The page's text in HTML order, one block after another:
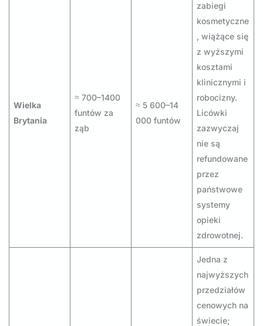
Wielka
Brytania
≈ 700–1400
funtów za
ząb
≈ 5 600–14
000 funtów
zabiegi
kosmetyczne
, wiążące się
z wyższymi
kosztami
klinicznymi i
robocizny.
Licówki
zazwyczaj
nie są
refundowane
przez
państwowe
systemy
opieki
zdrowotnej.
Jedna z
najwyższych
przedziałów
cenowych na
świecie;